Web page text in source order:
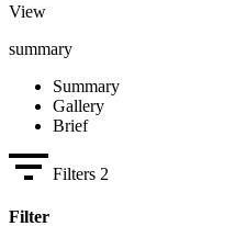
View
summary
Summary
Gallery
Brief
Filters 2
Filter